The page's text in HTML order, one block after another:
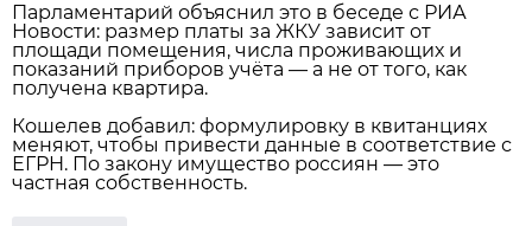
Парламентарий объяснил это в беседе с РИА
Новости: размер платы за ЖКУ зависит от
площади помещения, числа проживающих и
показаний приборов учёта — а не от того, как
получена квартира.
Кошелев добавил: формулировку в квитанциях
меняют, чтобы привести данные в соответствие с
ЕГРН. По закону имущество россиян — это
частная собственность.